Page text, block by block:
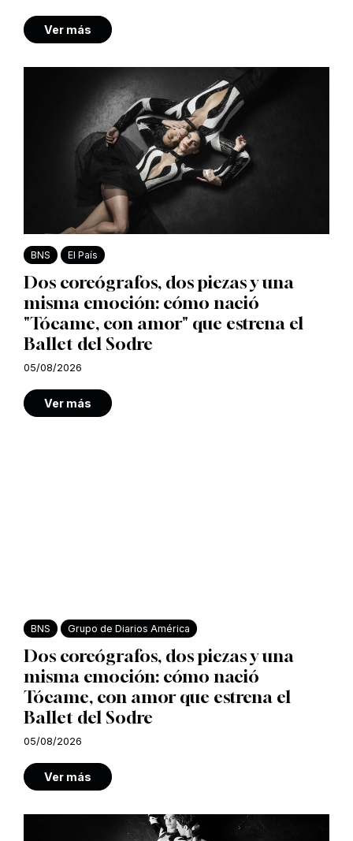
Ver más
BNS El País
Dos coreógrafos, dos piezas y una
misma emoción: cómo nació
"Tócame, con amor" que estrena el
Ballet del Sodre
05/08/2026
Ver más
BNS Grupo de Diarios América
Dos coreógrafos, dos piezas y una
misma emoción: cómo nació
Tócame, con amor que estrena el
Ballet del Sodre
05/08/2026
Ver más